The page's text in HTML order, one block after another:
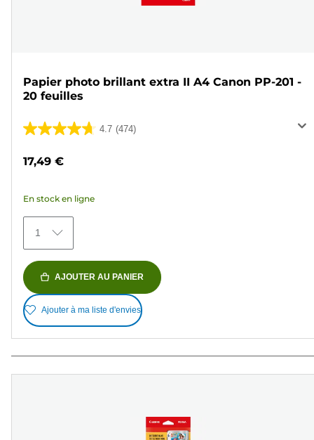
Papier photo brillant extra II A4 Canon PP-201 -
20 feuilles
4.7 (474)
4.7
474
avis
17,49 €
En stock en ligne
1
AJOUTER AU PANIER
Ajouter à ma liste d'envies